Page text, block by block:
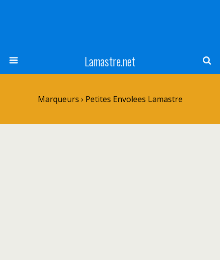
Lamastre.net
Marqueurs › Petites Envolees Lamastre